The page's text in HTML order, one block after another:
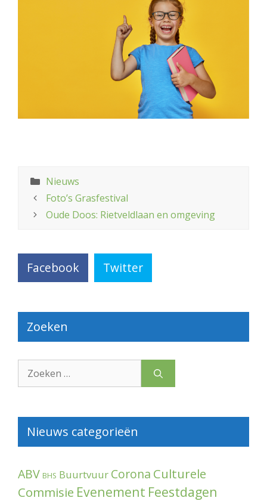
Categorieën
Nieuws
Foto’s Grasfestival
Oude Doos: Rietveldlaan en omgeving
Facebook Twitter
Zoeken
naar:
Nieuws categorieën
ABV BHS Buurtvuur Corona Culturele
Commisie Evenement Feestdagen